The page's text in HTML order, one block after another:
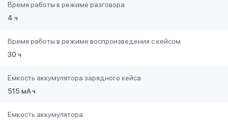
Время работы в режиме разговора
4 ч
Время работы в режиме воспроизведения с кейсом
30 ч
Емкость аккумулятора зарядного кейса
515 мА·ч
Емкость аккумулятора